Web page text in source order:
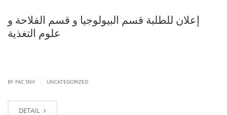
إعلان للطلبة قسم البيولوجيا و قسم الفلاحة و
علوم التغذية
BY FAC SNV UNCATEGORIZED
DETAIL